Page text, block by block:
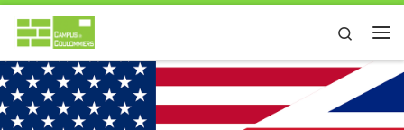
Passer au contenu
Search